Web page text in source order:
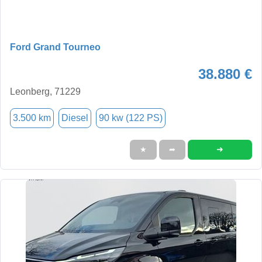
Ford Grand Tourneo
38.880 €
Leonberg, 71229
3.500 km Diesel 90 kw (122 PS)
★ ➦ ➜